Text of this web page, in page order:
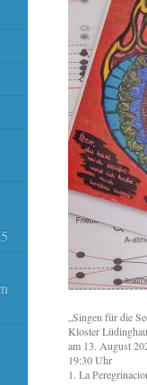
„Singen für die
Kloster
am 13. August
19:30 Uhr
1. La